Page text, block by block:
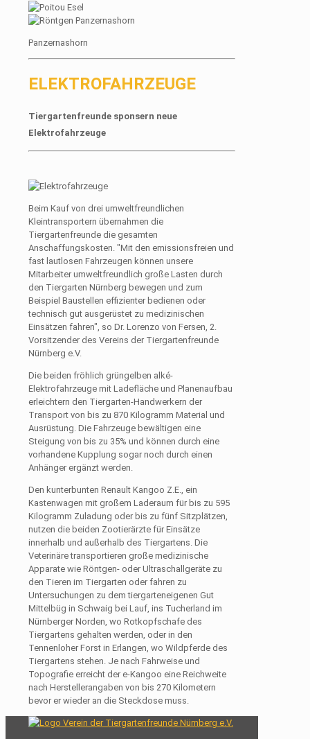
Panzernashorn
ELEKTROFAHRZEUGE
Tiergartenfreunde sponsern neue
Elektrofahrzeuge
Beim Kauf von drei umweltfreundlichen
Kleintransportern übernahmen die
Tiergartenfreunde die gesamten
Anschaffungskosten. "Mit den emissionsfreien und
fast lautlosen Fahrzeugen können unsere
Mitarbeiter umweltfreundlich große Lasten durch
den Tiergarten Nürnberg bewegen und zum
Beispiel Baustellen effizienter bedienen oder
technisch gut ausgerüstet zu medizinischen
Einsätzen fahren", so Dr. Lorenzo von Fersen, 2.
Vorsitzender des Vereins der Tiergartenfreunde
Nürnberg e.V.
Die beiden fröhlich grüngelben alké-
Elektrofahrzeuge mit Ladefläche und Planenaufbau
erleichtern den Tiergarten-Handwerkern der
Transport von bis zu 870 Kilogramm Material und
Ausrüstung. Die Fahrzeuge bewältigen eine
Steigung von bis zu 35% und können durch eine
vorhandene Kupplung sogar noch durch einen
Anhänger ergänzt werden.
Den kunterbunten Renault Kangoo Z.E., ein
Kastenwagen mit großem Laderaum für bis zu 595
Kilogramm Zuladung oder bis zu fünf Sitzplätzen,
nutzen die beiden Zootierärzte für Einsätze
innerhalb und außerhalb des Tiergartens. Die
Veterinäre transportieren große medizinische
Apparate wie Röntgen- oder Ultraschallgeräte zu
den Tieren im Tiergarten oder fahren zu
Untersuchungen zu dem tiergarteneigenen Gut
Mittelbüg in Schwaig bei Lauf, ins Tucherland im
Nürnberger Norden, wo Rotkopfschafe des
Tiergartens gehalten werden, oder in den
Tennenloher Forst in Erlangen, wo Wildpferde des
Tiergartens stehen. Je nach Fahrweise und
Topografie erreicht der e-Kangoo eine Reichweite
nach Herstellerangaben von bis 270 Kilometern
bevor er wieder an die Steckdose muss.